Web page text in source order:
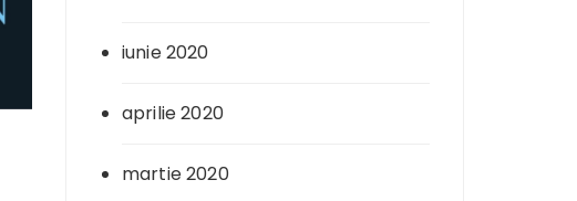
iunie 2020
aprilie 2020
martie 2020